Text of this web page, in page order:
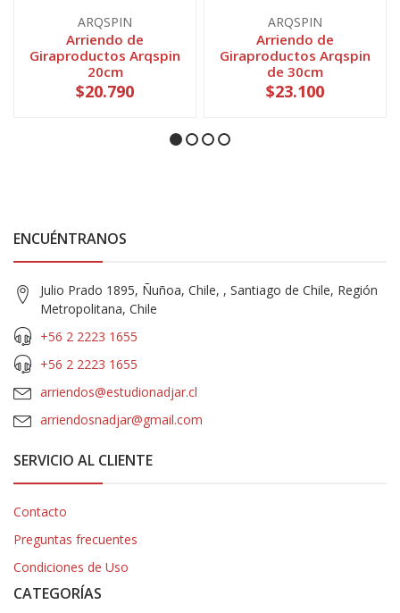
ARQSPIN
Arriendo de
Giraproductos Arqspin
20cm
$20.790
ARQSPIN
Arriendo de
Giraproductos Arqspin
de 30cm
$23.100
ENCUÉNTRANOS
Julio Prado 1895, Ñuñoa, Chile, , Santiago de Chile, Región
Metropolitana, Chile
+56 2 2223 1655
+56 2 2223 1655
arriendos@estudionadjar.cl
arriendosnadjar@gmail.com
SERVICIO AL CLIENTE
Contacto
Preguntas frecuentes
Condiciones de Uso
CATEGORÍAS